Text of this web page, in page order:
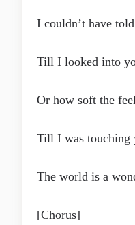
I couldn’t have
Till I looked into
Or how soft the
Till I was touching
The world is a
[Chorus]